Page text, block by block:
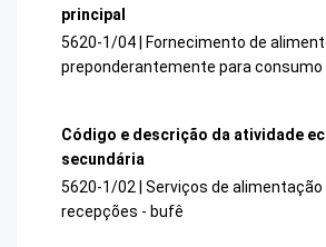
principal
5620-1/04 | Fornecimento de
preponderantemente para consumo
Código e descrição da atividade
secundária
5620-1/02 | Serviços de
recepções - bufê